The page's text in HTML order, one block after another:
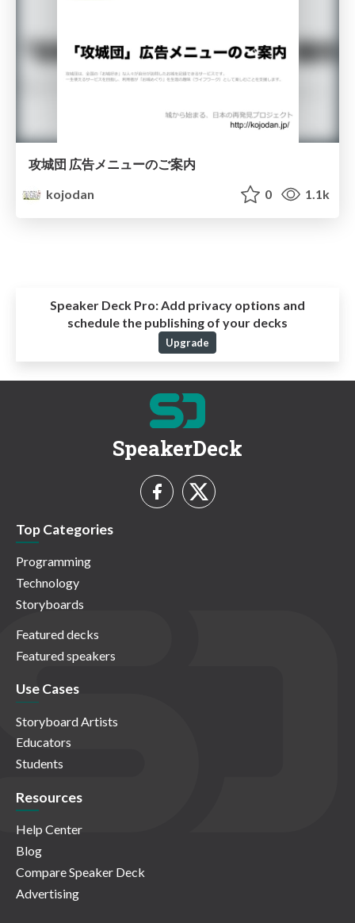
攻城団 広告メニューのご案内
kojodan
0 1.1k
Speaker Deck Pro: Add privacy options and
schedule the publishing of your decks
Upgrade
SpeakerDeck
Top Categories
Programming
Technology
Storyboards
Featured decks
Featured speakers
Use Cases
Storyboard Artists
Educators
Students
Resources
Help Center
Blog
Compare Speaker Deck
Advertising